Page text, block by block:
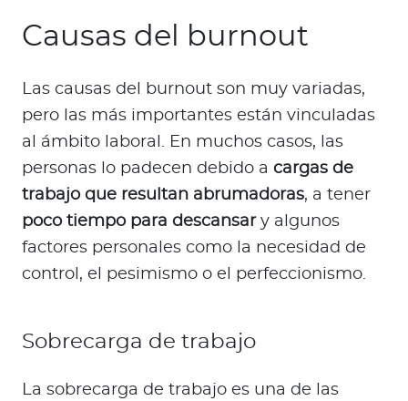
Causas del burnout
Las causas del burnout son muy variadas,
pero las más importantes están vinculadas
al ámbito laboral. En muchos casos, las
personas lo padecen debido a cargas de
trabajo que resultan abrumadoras, a tener
poco tiempo para descansary algunos
factores personales como la necesidad de
control, el pesimismo o el perfeccionismo.
Sobrecarga de trabajo
La sobrecarga de trabajo es una de las